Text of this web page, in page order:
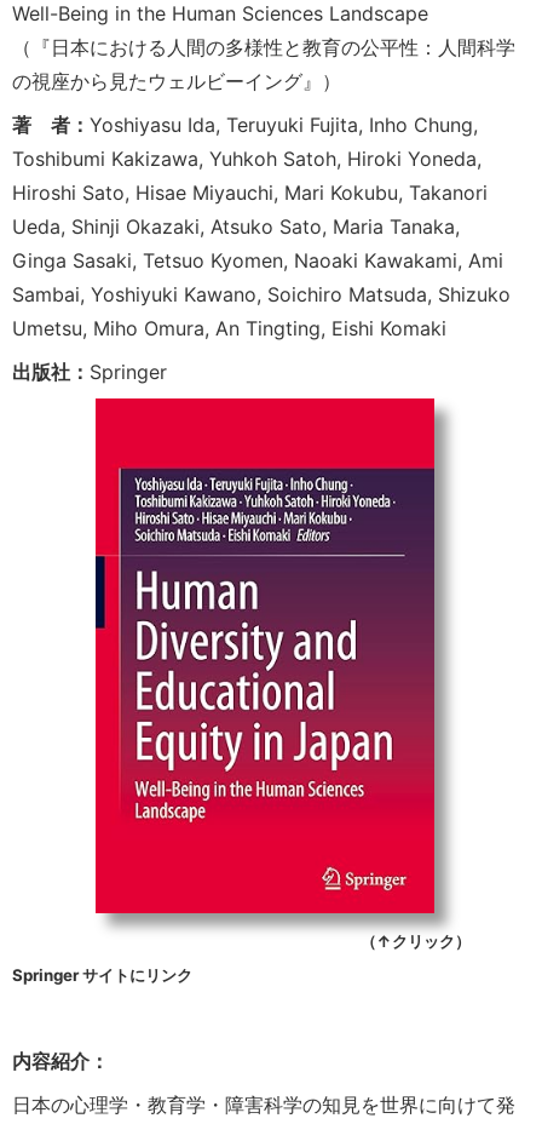
Well-Being in the Human Sciences Landscape
（『日本における人間の多様性と教育の公平性：人間科学
の視座から見たウェルビーイング』）
著 者： Yoshiyasu Ida, Teruyuki Fujita, Inho Chung,
Toshibumi Kakizawa, Yuhkoh Satoh, Hiroki Yoneda,
Hiroshi Sato, Hisae Miyauchi, Mari Kokubu, Takanori
Ueda, Shinji Okazaki, Atsuko Sato, Maria Tanaka,
Ginga Sasaki, Tetsuo Kyomen, Naoaki Kawakami, Ami
Sambai, Yoshiyuki Kawano, Soichiro Matsuda, Shizuko
Umetsu, Miho Omura, An Tingting, Eishi Komaki
出版社： Springer
（↑クリック）
Springer サイトにリンク
内容紹介：
日本の心理学・教育学・障害科学の知見を世界に向けて発